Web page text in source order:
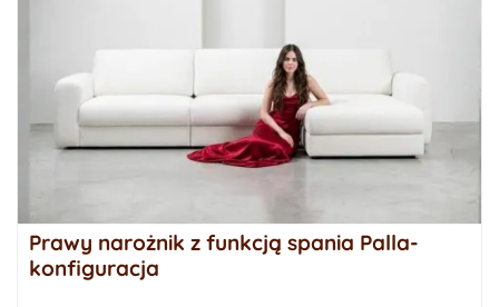
Prawy narożnik z funkcją spania Palla-
konfiguracja